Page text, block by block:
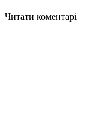
Читати коментарі